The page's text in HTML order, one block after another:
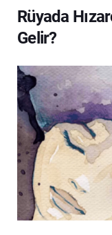
Rüyada
Gelir?